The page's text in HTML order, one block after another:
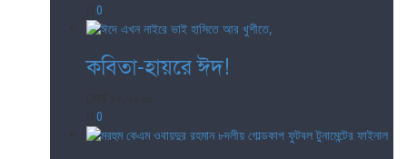
0
কবিতা-হায়রে ঈদ!
0